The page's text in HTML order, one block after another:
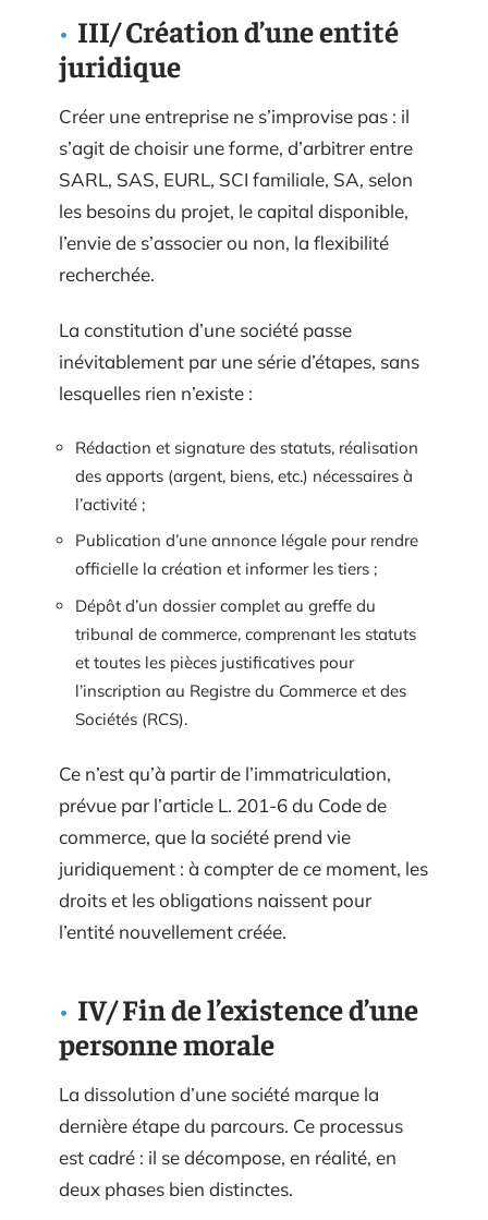
III/ Création d’une entité
juridique
Créer une entreprise ne s’improvise pas : il
s’agit de choisir une forme, d’arbitrer entre
SARL, SAS, EURL, SCI familiale, SA, selon
les besoins du projet, le capital disponible,
l’envie de s’associer ou non, la flexibilité
recherchée.
La constitution d’une société passe
inévitablement par une série d’étapes, sans
lesquelles rien n’existe :
Rédaction et signature des statuts, réalisation
des apports (argent, biens, etc.) nécessaires à
l’activité ;
Publication d’une annonce légale pour rendre
officielle la création et informer les tiers ;
Dépôt d’un dossier complet au greffe du
tribunal de commerce, comprenant les statuts
et toutes les pièces justificatives pour
l’inscription au Registre du Commerce et des
Sociétés (RCS).
Ce n’est qu’à partir de l’immatriculation,
prévue par l’article L. 201-6 du Code de
commerce, que la société prend vie
juridiquement : à compter de ce moment, les
droits et les obligations naissent pour
l’entité nouvellement créée.
IV/ Fin de l’existence d’une
personne morale
La dissolution d’une société marque la
dernière étape du parcours. Ce processus
est cadré : il se décompose, en réalité, en
deux phases bien distinctes.